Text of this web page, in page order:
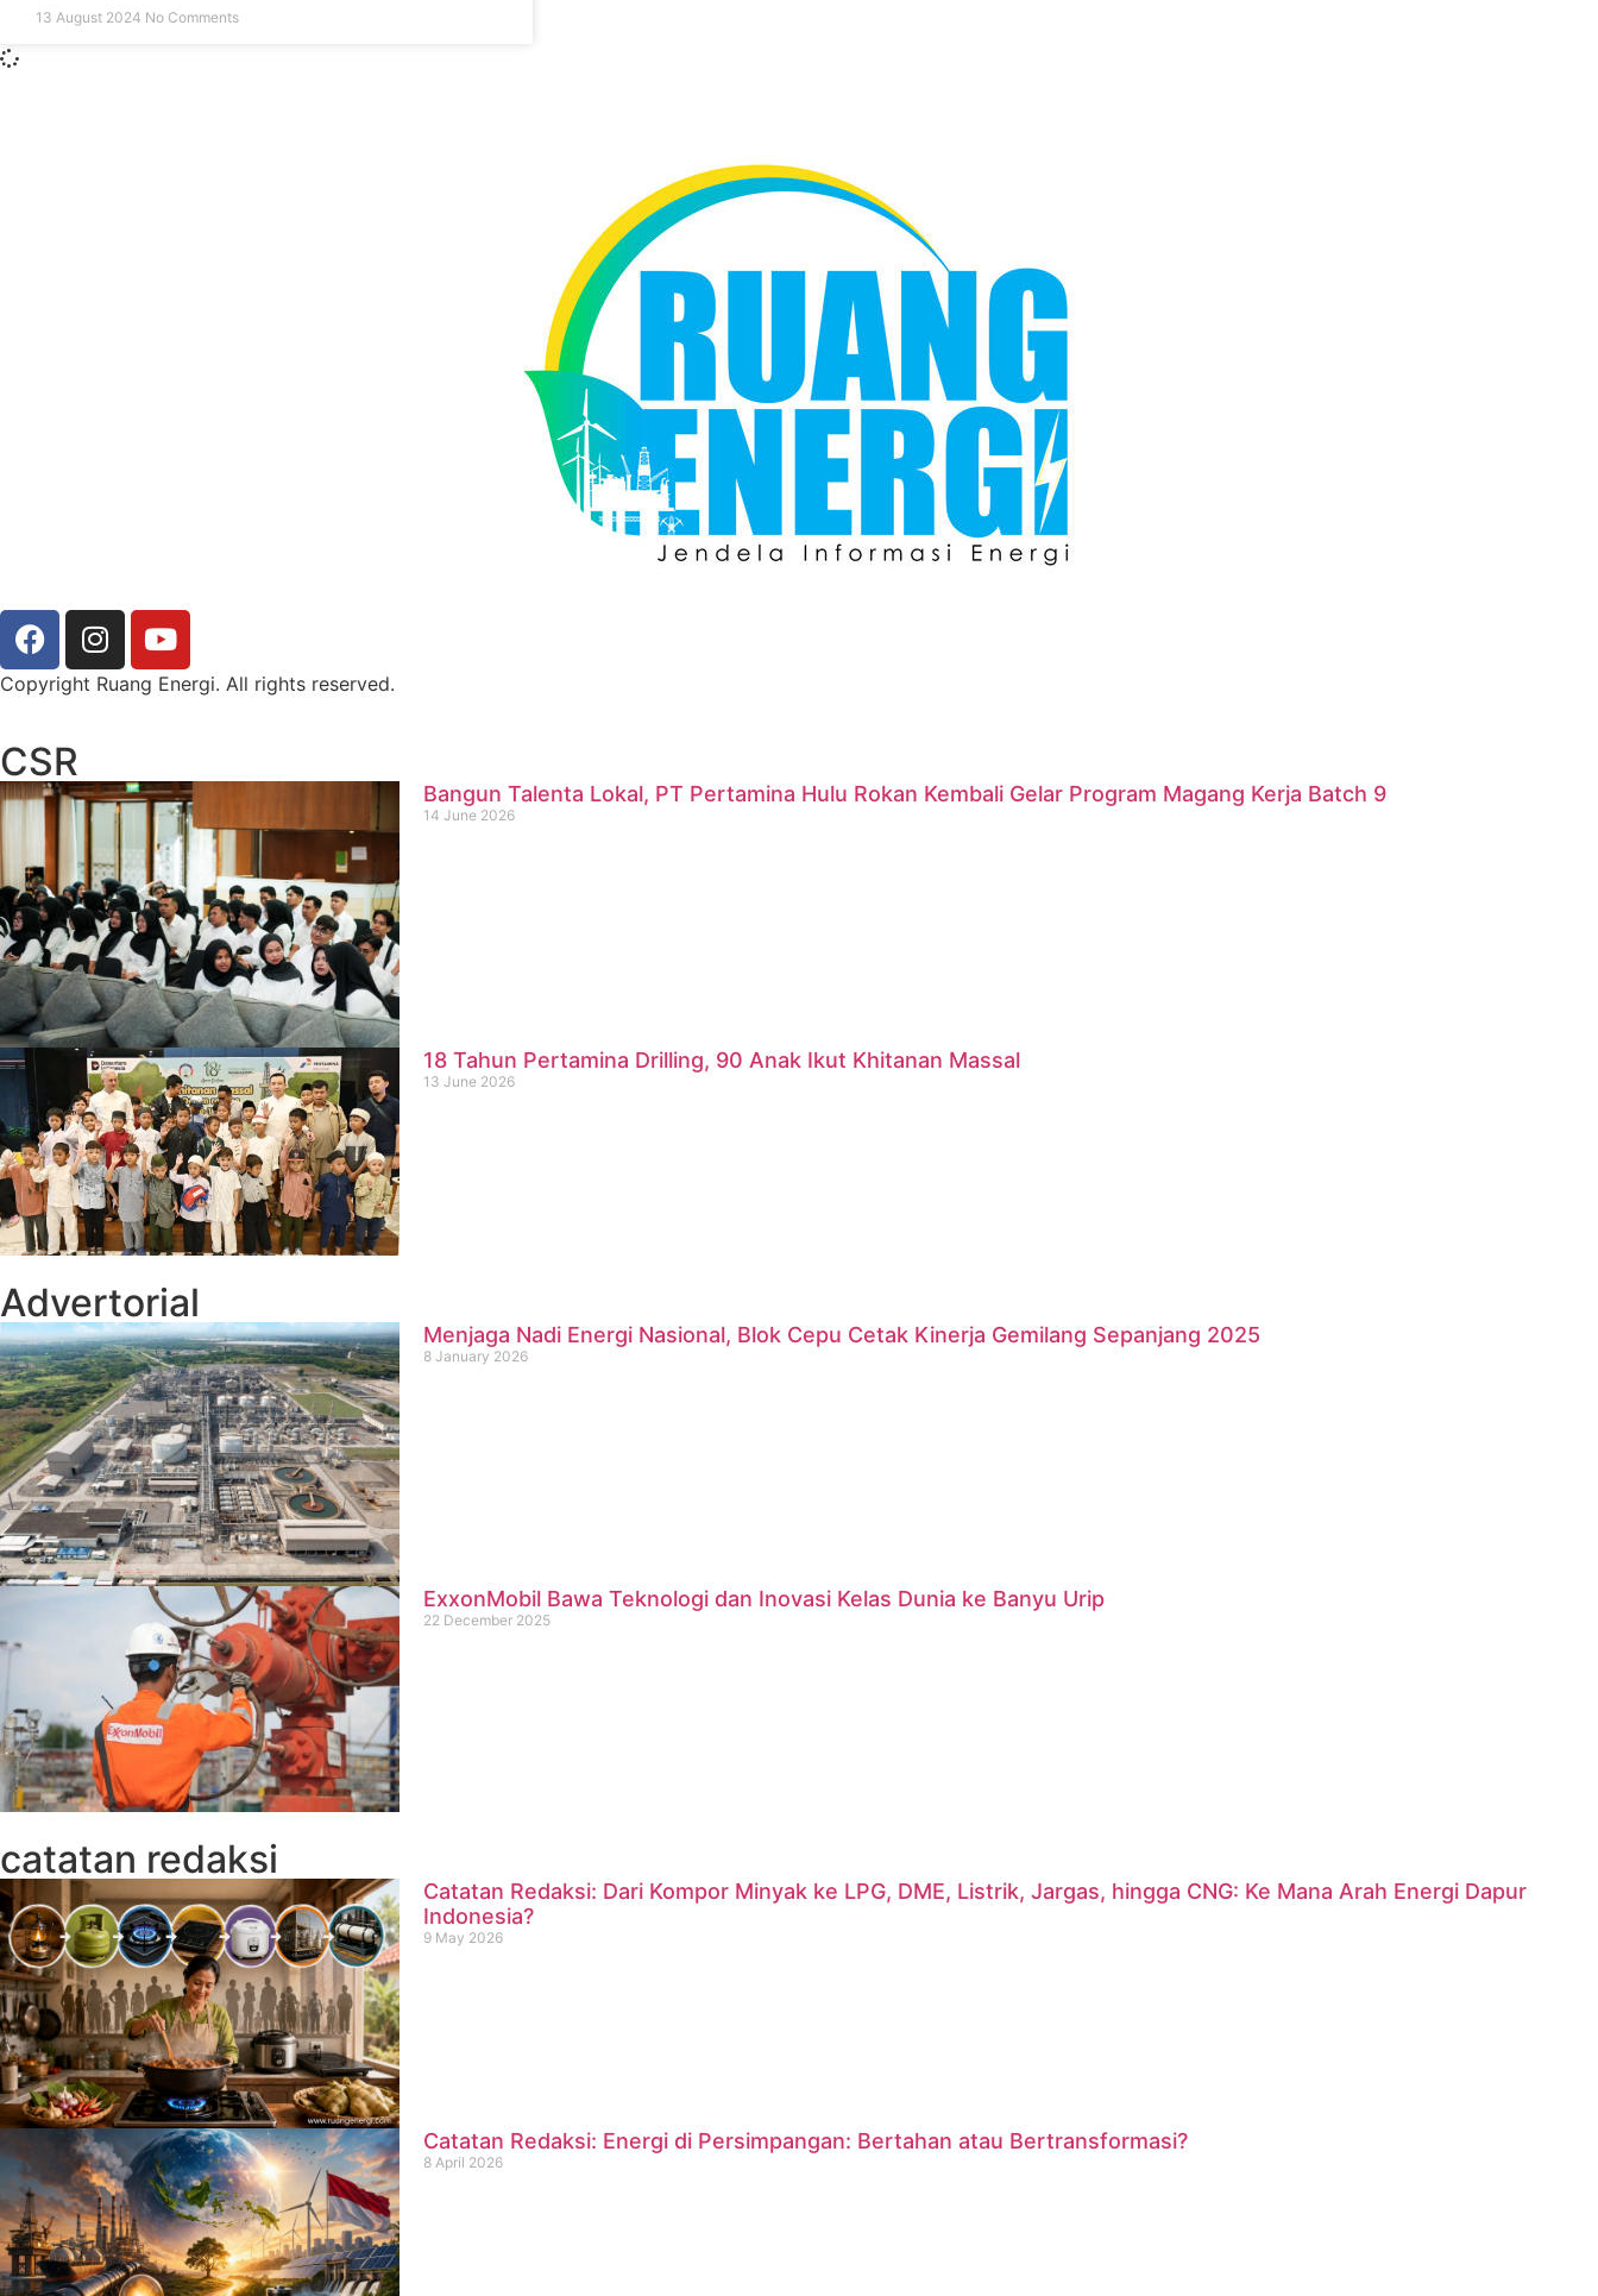
13 August 2024 No Comments
Copyright Ruang Energi. All rights reserved.
CSR
Bangun Talenta Lokal, PT Pertamina Hulu Rokan Kembali Gelar Program Magang Kerja Batch 9
14 June 2026
18 Tahun Pertamina Drilling, 90 Anak Ikut Khitanan Massal
13 June 2026
Advertorial
Menjaga Nadi Energi Nasional, Blok Cepu Cetak Kinerja Gemilang Sepanjang 2025
8 January 2026
ExxonMobil Bawa Teknologi dan Inovasi Kelas Dunia ke Banyu Urip
22 December 2025
catatan redaksi
Catatan Redaksi: Dari Kompor Minyak ke LPG, DME, Listrik, Jargas, hingga CNG: Ke Mana Arah Energi Dapur
Indonesia?
9 May 2026
Catatan Redaksi: Energi di Persimpangan: Bertahan atau Bertransformasi?
8 April 2026